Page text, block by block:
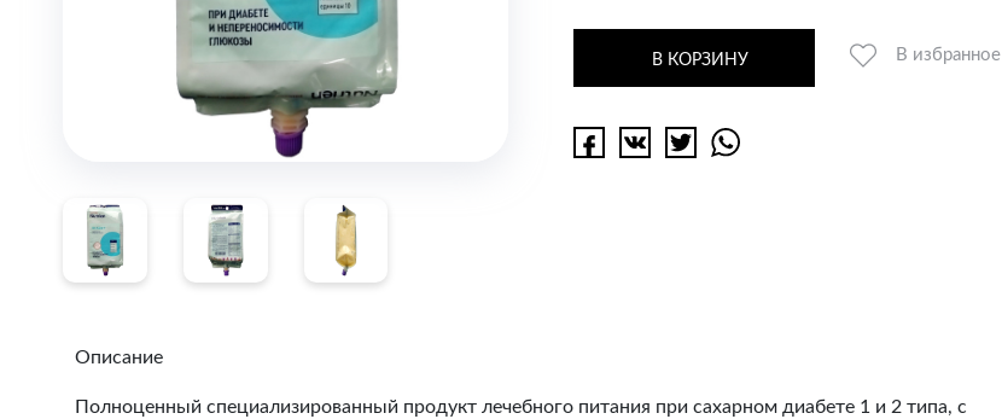
В КОРЗИНУ В избранное
Описание
Полноценный специализированный продукт лечебного питания при сахарном диабете 1 и 2 типа, с